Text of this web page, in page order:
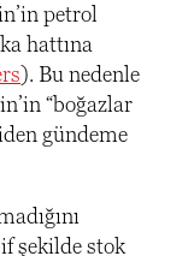
petrol
hattına
). Bu nedenle
“boğazlar
gündeme
şekilde stok